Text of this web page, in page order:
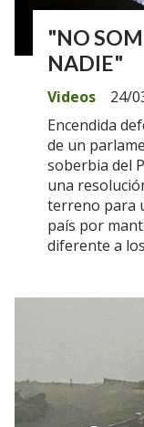
"NO
NADIE"
Videos
24/
Encendida
de un
soberbia del
una
terreno para
país por
diferente a